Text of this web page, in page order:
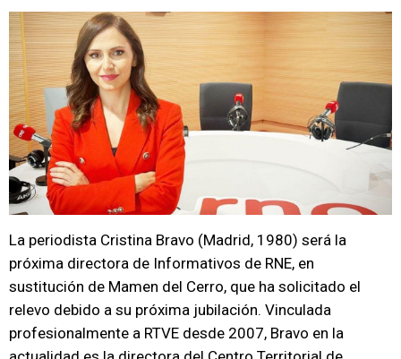
La periodista Cristina Bravo (Madrid, 1980) será la
próxima directora de Informativos de RNE, en
sustitución de Mamen del Cerro, que ha solicitado el
relevo debido a su próxima jubilación. Vinculada
profesionalmente a RTVE desde 2007, Bravo en la